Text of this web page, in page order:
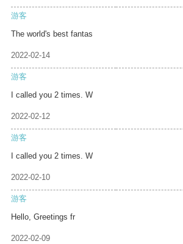
游客
The world's best fantas
2022-02-14
游客
I called you 2 times. W
2022-02-12
游客
I called you 2 times. W
2022-02-10
游客
Hello, Greetings fr
2022-02-09